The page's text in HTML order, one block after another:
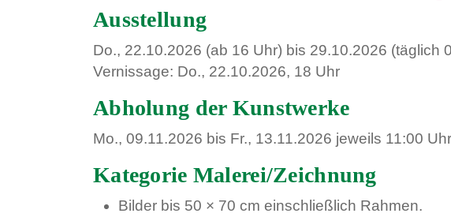
Ausstellung
Do., 22.10.2026 (ab 16 Uhr) bis 29.10.2026 (täglich
Vernissage: Do., 22.10.2026, 18 Uhr
Abholung der Kunstwerke
Mo., 09.11.2026 bis Fr., 13.11.2026 jeweils 11:00
Kategorie Malerei/Zeichnung
Bilder bis 50 × 70 cm einschließlich Rahmen.